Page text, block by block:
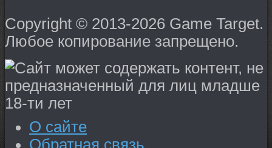
Copyright © 2013-2026 Game Target.
Любое копирование запрещено.
О сайте
Обратная связь